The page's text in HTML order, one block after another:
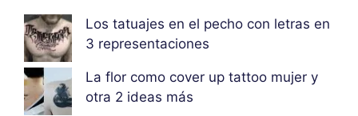
Los tatuajes en el pecho con letras en
3 representaciones
La flor como cover up tattoo mujer y
otra 2 ideas más